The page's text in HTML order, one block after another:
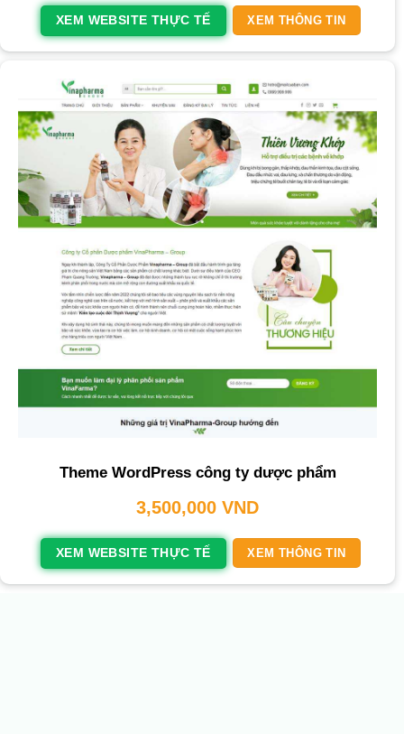
XEM WEBSITE THỰC TẾ XEM THÔNG TIN
Theme WordPress công ty dược phẩm
3,500,000 VND
XEM WEBSITE THỰC TẾ XEM THÔNG TIN